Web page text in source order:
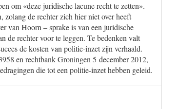
om «deze juridische lacune recht te zetten».
zolang de rechter zich hier niet over heeft
van Hoorn – sprake is van een juridische
de rechter voor te leggen. Te bedenken valt
de kosten van politie-inzet zijn verhaald.
en rechtbank Groningen 5 december 2012,
die tot een politie-inzet hebben geleid.